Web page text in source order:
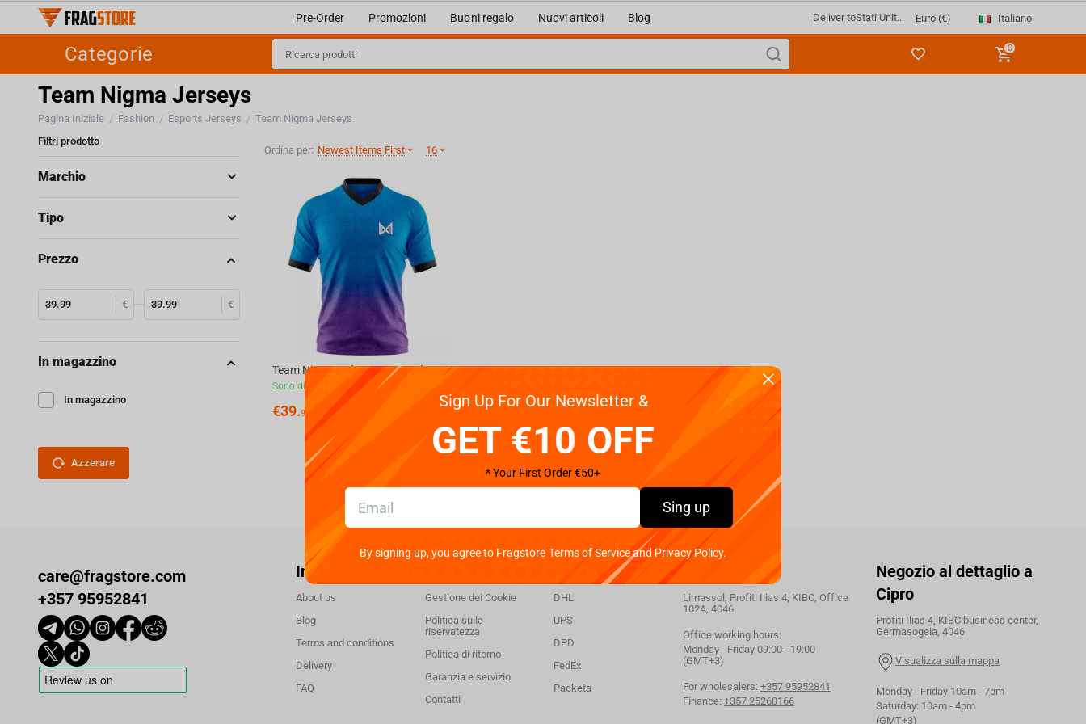
Pre-Order Promozioni Buoni regalo Nuovi articoli Blog Deliver toStati Unit... Euro (€) Italiano
Categorie 0
Team Nigma Jerseys
Pagina Iniziale / Fashion / Esports Jerseys / Team Nigma Jerseys
Ordina per: Newest Items First 16
Team Nigma - Player Jersey Blue/Purple, XS
Sono disponibili
€39.99
Filtri prodotto
Marchio
Tipo
Prezzo
€ €
In magazzino
In magazzino
Azzerare
care@fragstore.com
+357 95952841
Informazione
About us
Blog
Terms and conditions
Delivery
FAQ
Gestione dei Cookie
Politica sulla
riservatezza
Politica di ritorno
Garanzia e servizio
Contatti
Consegna
DHL
UPS
DPD
FedEx
Packeta
Contattaci
Limassol, Profiti Ilias 4, KIBC, Office
102A, 4046
Office working hours:
Monday - Friday 09:00 - 19:00
(GMT+3)
For wholesalers: +357 95952841
Finance: +357 25260166
Negozio al dettaglio a
Cipro
Profiti Ilias 4, KIBC business center,
Germasogeia, 4046
Visualizza sulla mappa
Monday - Friday 10am - 7pm
Saturday: 10am - 4pm
(GMT+3)
Sign Up For Our Newsletter &
GET €10 OFF
* Your First Order €50+
Sing up
By signing up, you agree to Fragstore Terms of Service and Privacy Policy.